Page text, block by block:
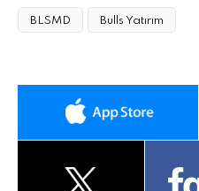
BLSMD Bulls Yatırım